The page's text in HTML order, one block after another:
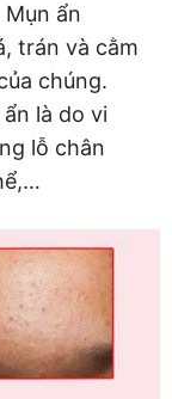
ẩn
trán và cằm
chúng.
là do vi
lỗ chân